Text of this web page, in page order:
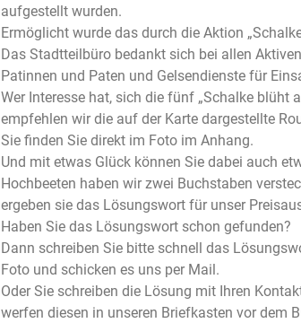
aufgestellt wurden.
Ermöglicht wurde das durch die Aktion
Das Stadtteilbüro bedankt sich bei allen
Patinnen und Paten und Gelsendienste für
Wer Interesse hat, sich die fünf „Schalke blüht
empfehlen wir die auf der Karte dargestellte
Sie finden Sie direkt im Foto im Anhang.
Und mit etwas Glück können Sie dabei auch
Hochbeeten haben wir zwei Buchstaben
ergeben sie das Lösungswort für unser
Haben Sie das Lösungswort schon gefunden?
Dann schreiben Sie bitte schnell das
Foto und schicken es uns per Mail.
Oder Sie schreiben die Lösung mit Ihren
werfen diesen in unseren Briefkasten vor dem